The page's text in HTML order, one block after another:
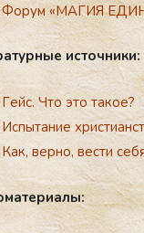
Форум «МАГИЯ
ис­точ­ни­ки:
Гeйс. Что это такое?
Испытание
Как, верно, вести